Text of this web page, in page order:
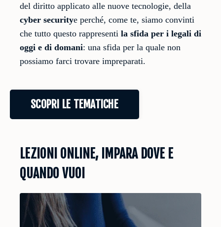
del diritto applicato alle nuove tecnologie, della
cyber securitye perché, come te, siamo convinti
che tutto questo rappresenti la sfida per i legali di
oggi e di domani: una sfida per la quale non
possiamo farci trovare impreparati.
SCOPRI LE TEMATICHE
LEZIONI ONLINE, IMPARA DOVE E
QUANDO VUOI